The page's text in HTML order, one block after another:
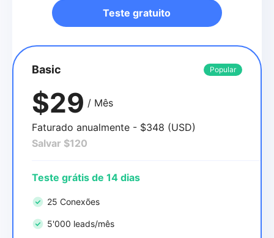
Teste gratuito
Basic Popular
$29 / Mês
Faturado anualmente - $348 (USD)
Salvar $120
Teste grátis de 14 dias
25 Conexões
5'000 leads/mês